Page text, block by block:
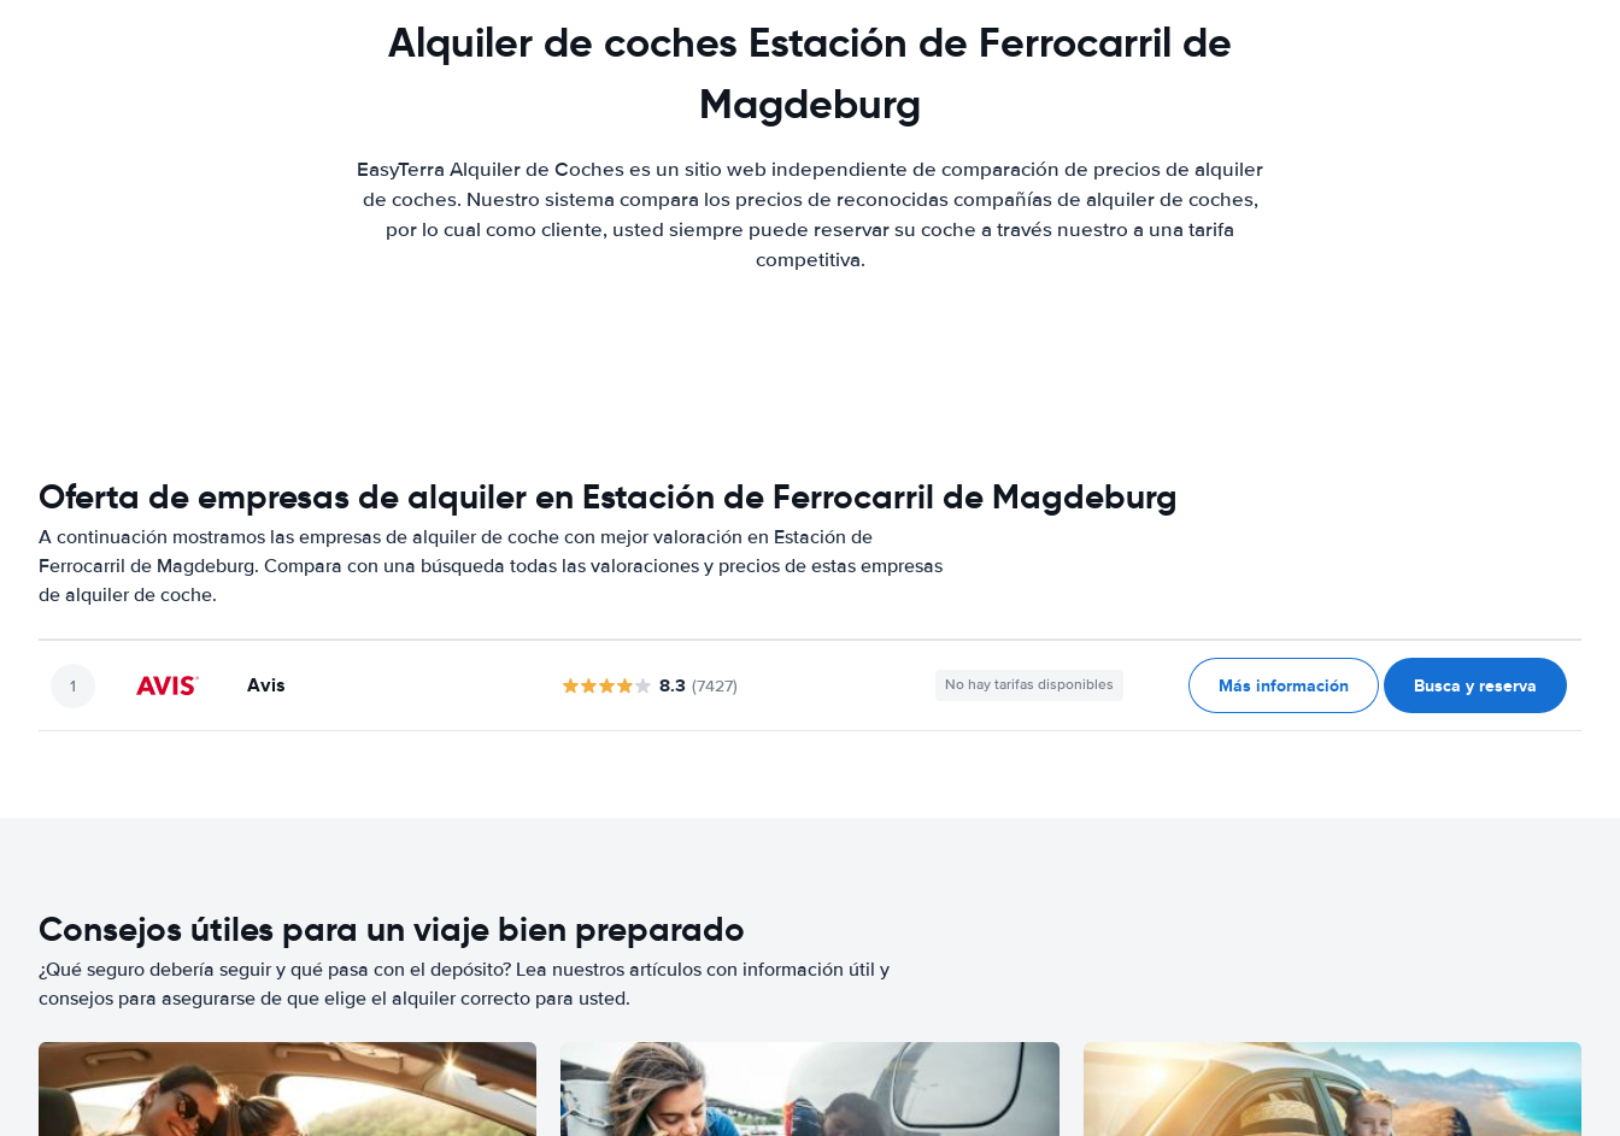
Alquiler de coches Estación de Ferrocarril de
Magdeburg
EasyTerra Alquiler de Coches es un sitio web independiente de comparación de precios de alquiler
de coches. Nuestro sistema compara los precios de reconocidas compañías de alquiler de coches,
por lo cual como cliente, usted siempre puede reservar su coche a través nuestro a una tarifa
competitiva.
Oferta de empresas de alquiler en Estación de Ferrocarril de Magdeburg
A continuación mostramos las empresas de alquiler de coche con mejor valoración en Estación de
Ferrocarril de Magdeburg. Compara con una búsqueda todas las valoraciones y precios de estas empresas
de alquiler de coche.
Avis 8.3 (7427) No hay tarifas disponibles Más información Busca y reserva
Consejos útiles para un viaje bien preparado
¿Qué seguro debería seguir y qué pasa con el depósito? Lea nuestros artículos con información útil y
consejos para asegurarse de que elige el alquiler correcto para usted.